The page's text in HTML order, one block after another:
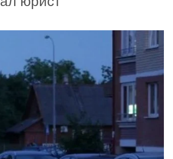
Тайный гость: Кафе "Grand Buffet"